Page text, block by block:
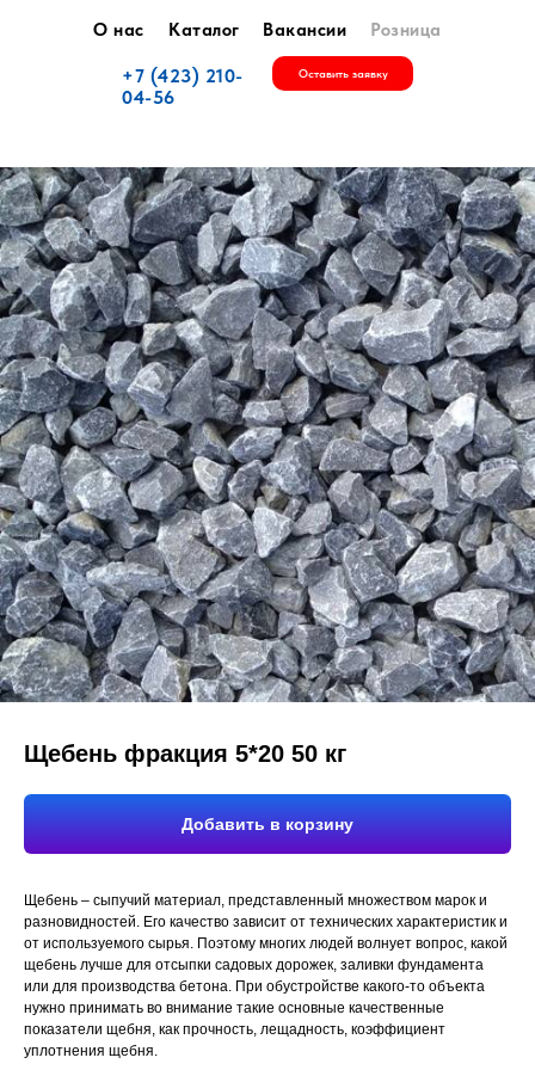
+7 (423) 210-
04-56
Оставить заявку
О нас Каталог Вакансии Розница
Щебень фракция 5*20 50 кг
Добавить в корзину
Щебень – сыпучий материал, представленный множеством марок и
разновидностей. Его качество зависит от технических характеристик и
от используемого сырья. Поэтому многих людей волнует вопрос, какой
щебень лучше для отсыпки садовых дорожек, заливки фундамента
или для производства бетона. При обустройстве какого-то объекта
нужно принимать во внимание такие основные качественные
показатели щебня, как прочность, лещадность, коэффициент
уплотнения щебня.